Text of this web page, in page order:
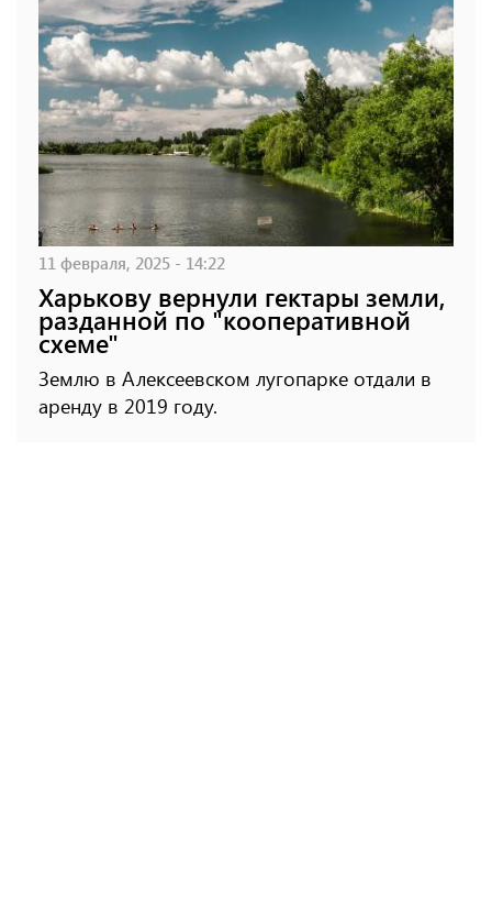
11 февраля, 2025 - 14:22
Харькову вернули гектары земли,
разданной по "кооперативной
схеме"
Землю в Алексеевском лугопарке отдали в
аренду в 2019 году.